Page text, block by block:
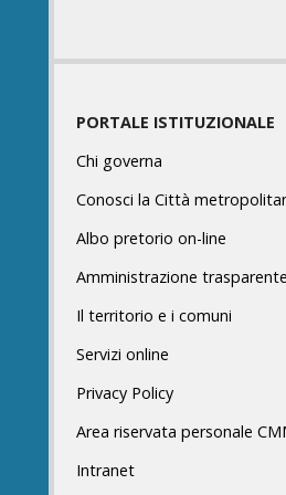
PORTALE ISTITUZIONALE
Chi governa
Conosci la Città
Albo pretorio on-line
Amministrazione trasparente
Il territorio e i comuni
Servizi online
Privacy Policy
Area riservata personale
Intranet